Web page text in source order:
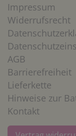
Impressum
Widerrufsrecht
AGB
Barrierefreiheit
Lieferkette
Hinweise zur
Kontakt